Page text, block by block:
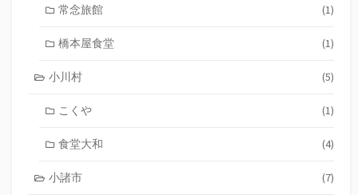
常念旅館 (1)
橋本屋食堂 (1)
小川村 (5)
こくや (1)
食堂大和 (4)
小諸市 (7)